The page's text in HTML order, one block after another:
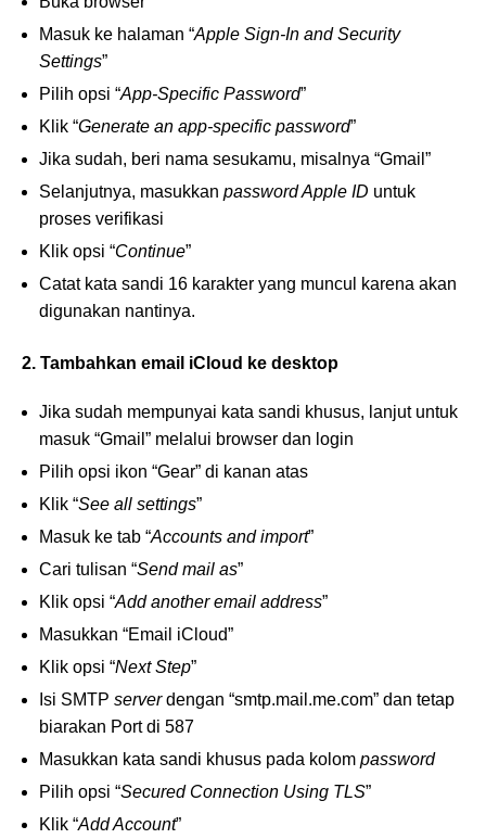
Masuk ke halaman “Apple Sign-In and Security
Settings”
Pilih opsi “App-Specific Password”
Klik “Generate an app-specific password”
Jika sudah, beri nama sesukamu, misalnya “Gmail”
Selanjutnya, masukkan password Apple ID untuk
proses verifikasi
Klik opsi “Continue”
Catat kata sandi 16 karakter yang muncul karena akan
digunakan nantinya.
2. Tambahkan email iCloud ke desktop
Jika sudah mempunyai kata sandi khusus, lanjut untuk
masuk “Gmail” melalui browser dan login
Pilih opsi ikon “Gear” di kanan atas
Klik “See all settings”
Masuk ke tab “Accounts and import”
Cari tulisan “Send mail as”
Klik opsi “Add another email address”
Masukkan “Email iCloud”
Klik opsi “Next Step”
Isi SMTP serverdengan “smtp.mail.me.com” dan tetap
biarakan Port di 587
Masukkan kata sandi khusus pada kolom password
Pilih opsi “Secured Connection Using TLS”
Klik “Add Account”